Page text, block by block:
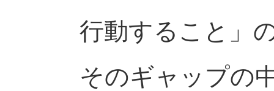
行動すること」
そのギャップの